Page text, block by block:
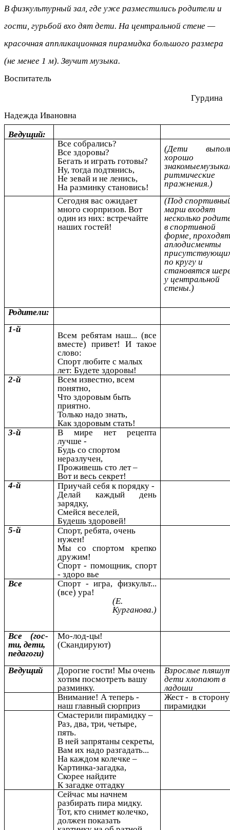
В физкультурный зал, где уже разместились родители и
гости, гурьбой вхо дят дети. На центральной стене —
красочная аппликационная пирамидка большого размера
(не менее 1 м). Звучит музыка.
Воспитатель
Гурдина
Надежда Ивановна
Ведущий:
Все собрались?
Все здоровы?
Бегать и играть готовы?
Ну, тогда подтянись,
Не зевай и не ленись,
На разминку становись!
(Дети
хорошо
ритмические
пражнения.)
Сегодня вас ожидает
много сюрпризов. Вот
один из них: встречайте
наших гостей!
(Под
марш входят
несколько
в спортивной
форме,
аплодисменты
по кругу и
становятся
у центральной
стены.)
Родители:
1-й
Всем ребятам наш... (все
вместе) привет!
И такое
слово:
Спорт любите с малых
лет: Будете здоровы!
2-й
Всем известно, всем
понятно,
Что здоровым быть
приятно.
Только надо знать,
Как здоровым стать!
3-й
В мире нет рецепта
лучше -
Будь со спортом
неразлучен,
Проживешь сто лет –
Вот и весь секрет!
4-й
Приучай себя к порядку -
Делай каждый день
зарядку,
Смейся веселей,
Будешь здоровей!
5-й
Спорт, ребята, очень
нужен!
Мы со спортом крепко
дружим!
Спорт - помощник, спорт
- здоро вье
Все
Спорт - игра, физкульт...
(все) ура!
(Е.
Курганова.)
Все (гос-
ти, дети,
педагоги)
Мо-лод-цы!
(Скандируют)
Ведущий
Дорогие гости! Мы очень
хотим посмотреть вашу
разминку.
Взрослые
дети хлопают в
ладоши
Внимание! А теперь -
наш главный сюрприз
Жест - в сторону
пирамидки
Смастерили пирамидку –
Раз, два, три, четыре,
пять.
В ней запрятаны секреты,
Вам их надо разгадать...
На каждом колечке –
Картинка-загадка,
Скорее найдите
К загадке отгадку
Сейчас мы начнем
разбирать пира мидку.
Тот, кто снимет колечко,
должен показать